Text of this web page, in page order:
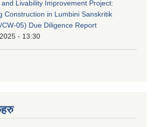
Livability Improvement Project:
Construction in Lumbini Sanskritik
05) Due Diligence Report
- 13:30